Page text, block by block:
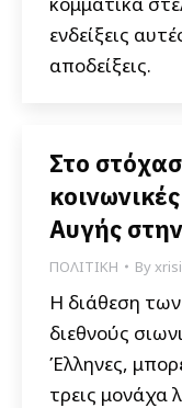
ενδείξεις
αποδείξεις.
Στο
Αυγής
ΠΟΛΙΤΙΚΗ By
Η διάθεση
διεθνούς
Έλληνες,
τρεις μονάχα